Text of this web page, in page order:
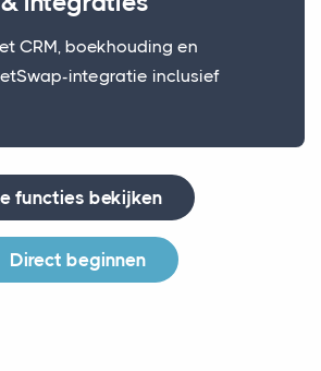
CRM, boekhouding en
integratie inclusief
functies bekijken
Direct beginnen